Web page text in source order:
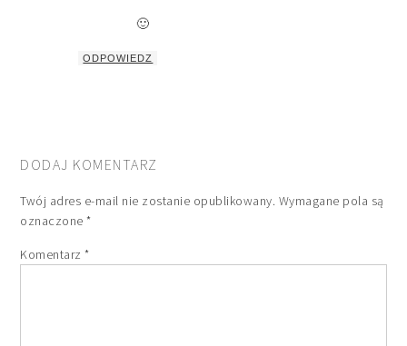
🙂
ODPOWIEDZ
DODAJ KOMENTARZ
Twój adres e-mail nie zostanie opublikowany. Wymagane pola są
oznaczone*
Komentarz*